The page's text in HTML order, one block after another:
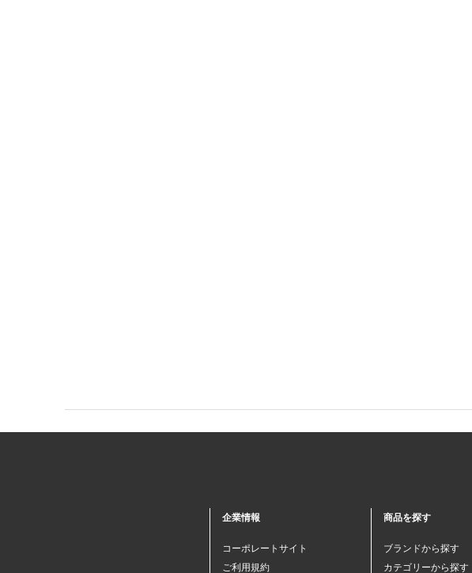
企業情報
コーポレートサイト
ご利用規約
商品を探す
ブランドから探す
カテゴリーから探す